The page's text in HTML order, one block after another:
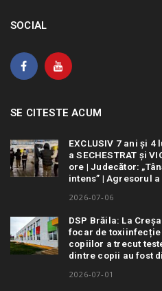
SOCIAL
SE CITESTE ACUM
EXCLUSIV 7 ani și
a SECHESTRAT și
ore | Judecător:
intens” | Agresorul
2026-07-06
DSP Brăila: La
focar de toxiinfecție
copiilor a trecut
dintre copii au fost
2026-07-01